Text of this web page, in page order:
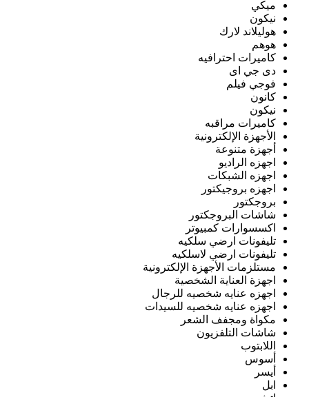
ميكي
نيكون
هوليلاند لارك
هوهم
كاميرات احترافيه
دى جي اى
فوجي فيلم
كانون
نيكون
كاميرات مراقبه
الأجهزة الإلكترونية
أجهزة متنوعة
اجهزه الراديو
اجهزه الشبكات
اجهزه بروجيكتور
بروجكتور
شاشات البروجكتور
اكسسوارات كمبيوتر
تليفونات ارضي سلكيه
تليفونات ارضي لاسلكيه
مستلزمات الأجهزة الإلكترونية
اجهزة العناية الشخصية
اجهزه عنايه شخصيه للرجال
اجهزه عنايه شخصيه للسيدات
مكواة ومجفف الشعر
شاشات التلفزيون
اللابتوب
أسوس
أيسر
ابل